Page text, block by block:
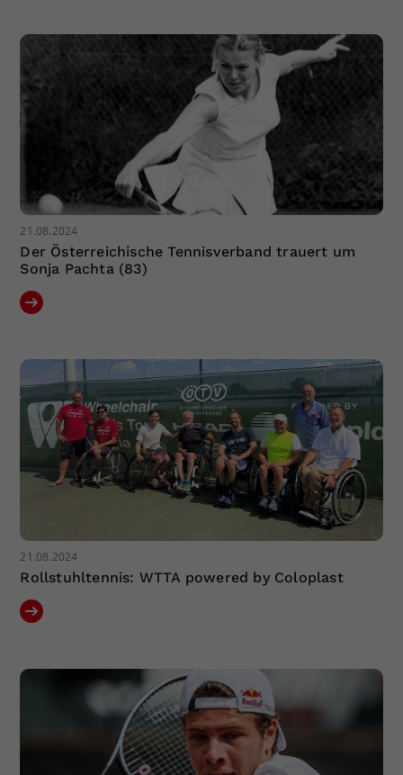
21.08.2024
Der Österreichische Tennisverband trauert um
Sonja Pachta (83)
21.08.2024
Rollstuhltennis: WTTA powered by Coloplast
Zweck
Einstellungen. Unter anderem eine
zufällig generierte ID, für die
historische Speicherung Ihrer
vorgenommen Einstellungen, falls der
Webseiten-Betreiber dies eingestellt
hat.